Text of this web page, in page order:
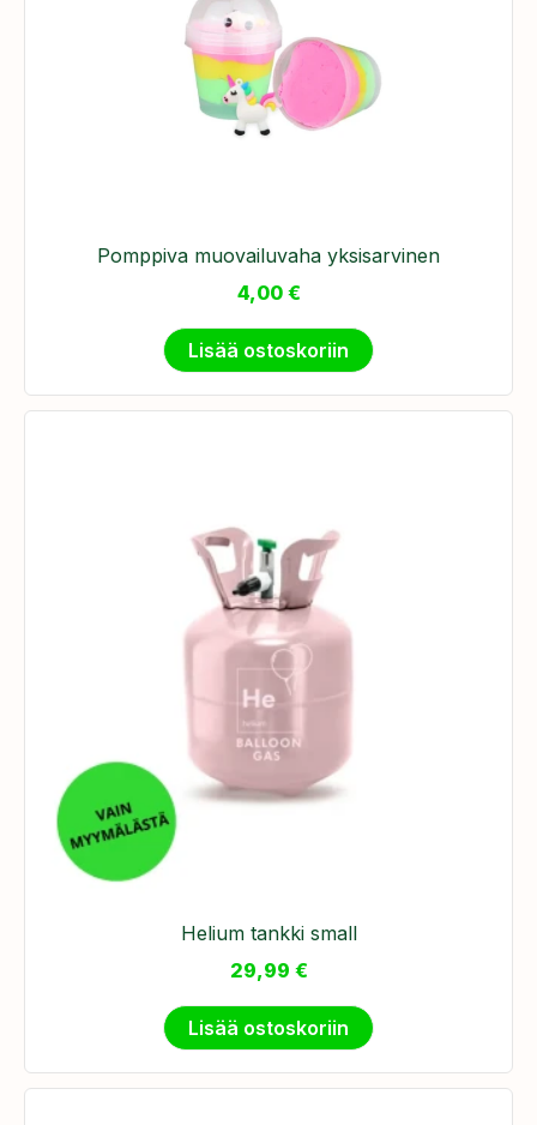
Pomppiva muovailuvaha yksisarvinen
4,00 €
Lisää ostoskoriin
Helium tankki small
29,99 €
Lisää ostoskoriin